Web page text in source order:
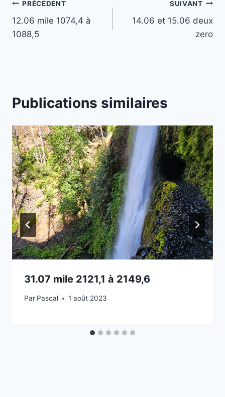
Navigation
de
PRÉCÉDENT
12.06 mile 1074,4 à
1088,5
SUIVANT
14.06 et 15.06 deux
zero
Publications similaires
31.07 mile 2121,1 à 2149,6
Par Pascal 1 août 2023